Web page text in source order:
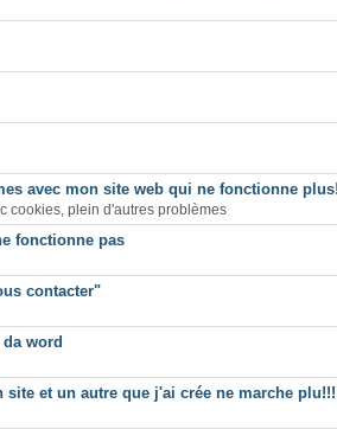
avec mon site web qui ne fonctionne
cookies, plein d'autres problèmes
fonctionne pas
contacter"
word
site et un autre que j'ai crée ne marche